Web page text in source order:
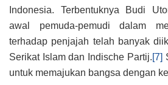
Indonesia. Terbentuknya Budi
awal pemuda-pemudi dalam
terhadap penjajah telah banyak
Serikat Islam dan Indische Partij.[7]
untuk memajukan bangsa dengan